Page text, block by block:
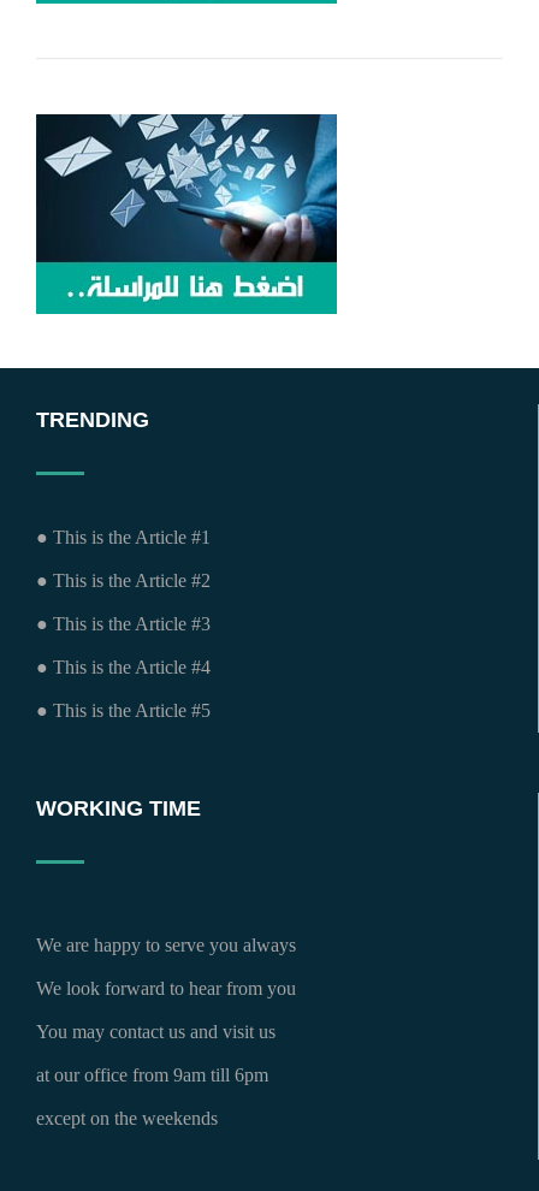
TRENDING
● This is the Article #1
● This is the Article #2
● This is the Article #3
● This is the Article #4
● This is the Article #5
WORKING TIME
We are happy to serve you always
We look forward to hear from you
You may contact us and visit us
at our office from 9am till 6pm
except on the weekends